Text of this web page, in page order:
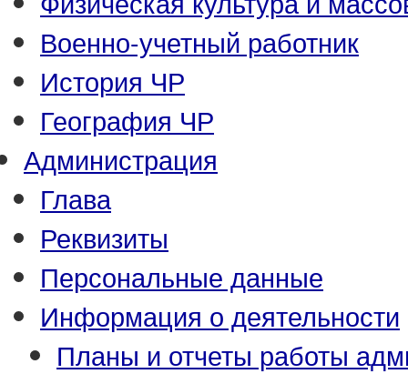
Военно-учетный работник
История ЧР
География ЧР
Администрация
Глава
Реквизиты
Персональные данные
Информация о деятельности
Планы и отчеты работы